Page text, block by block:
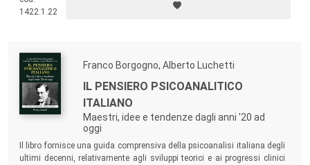
evitare la gergalità bioniana e fare un confronto tra Freud e Bion.
1422.1.22
Franco Borgogno, Alberto Luchetti
IL PENSIERO PSICOANALITICO
ITALIANO
Maestri, idee e tendenze dagli anni '20 ad
oggi
Il libro fornisce una guida comprensiva della psicoanalisi italiana degli
ultimi decenni, relativamente agli sviluppi teorici e ai progressi clinici